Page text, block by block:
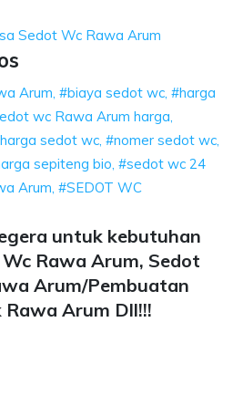
Sedot Wc Rawa Arum
Arum, #biaya sedot wc, #harga
wc Rawa Arum harga,
sedot wc, #nomer sedot wc,
sepiteng bio, #sedot wc 24
Arum, #SEDOT WC
untuk kebutuhan
Rawa Arum, Sedot
Arum/Pembuatan
Arum Dll!!!